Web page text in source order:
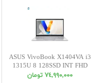
ASUS VivoBook X1404VA i3
1315U 8 128SSD INT FHD
٧٤,٩٩٠,٠٠٠ تومان